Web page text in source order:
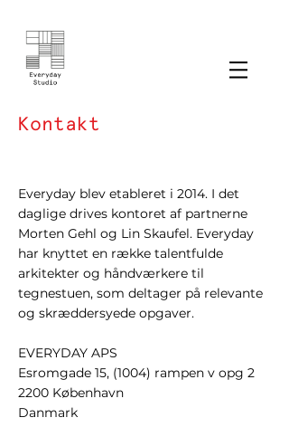
Kontakt
Everyday blev etableret i 2014. I det
daglige drives kontoret af partnerne
Morten Gehl og Lin Skaufel. Everyday
har knyttet en række talentfulde
arkitekter og håndværkere til
tegnestuen, som deltager på relevante
og skræddersyede opgaver.
EVERYDAY APS
Esromgade 15, (1004) rampen v opg 2
2200 København
Danmark